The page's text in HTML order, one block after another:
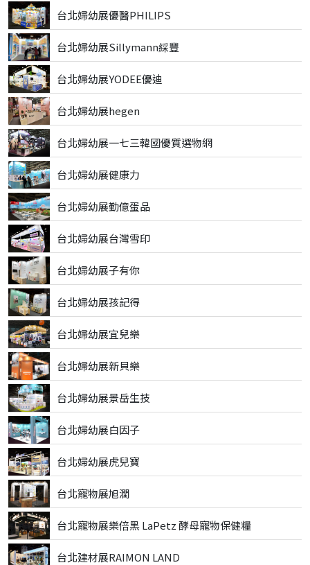
台北婦幼展優醫PHILIPS
台北婦幼展Sillymann綵豐
台北婦幼展YODEE優迪
台北婦幼展hegen
台北婦幼展一七三韓國優質選物網
台北婦幼展健康力
台北婦幼展勤億蛋品
台北婦幼展台灣雪印
台北婦幼展子有你
台北婦幼展孩記得
台北婦幼展宜兒樂
台北婦幼展新貝樂
台北婦幼展景岳生技
台北婦幼展白因子
台北婦幼展虎兒寶
台北寵物展旭潤
台北寵物展樂倍黑 LaPetz 酵母寵物保健糧
台北建材展RAIMON LAND